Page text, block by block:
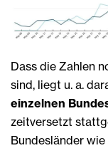
Dass die Zahlen
sind, liegt u. a.
einzelnen
zeitversetzt
Bundesländer